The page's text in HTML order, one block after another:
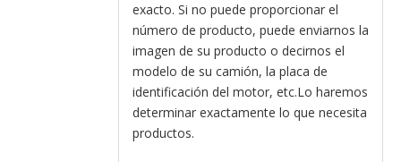
exacto. Si no puede proporcionar el
número de producto, puede enviarnos la
imagen de su producto o decirnos el
modelo de su camión, la placa de
identificación del motor, etc.Lo haremos
determinar exactamente lo que necesita
productos.